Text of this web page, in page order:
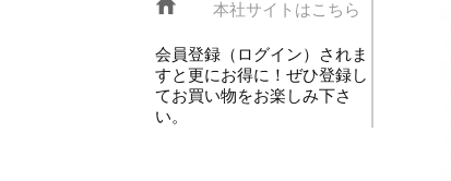
本社サイトはこちら
会員登録（ログイン）されま
すと更にお得に！ぜひ登録し
てお買い物をお楽しみ下さ
い。